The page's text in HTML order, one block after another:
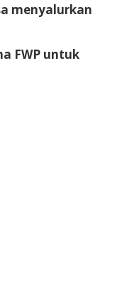
menyalurkan
FWP untuk